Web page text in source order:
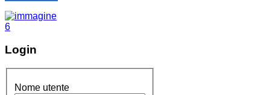
Login
Nome utente